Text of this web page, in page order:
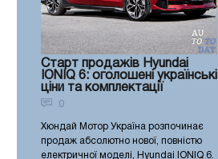
Старт продажів Hyundai
IONIQ 6: оголошені українські
ціни та комплектації
0
Хюндай Мотор Україна розпочинає
продаж абсолютно нової, повністю
електричної моделі, Hyundai IONIQ 6.